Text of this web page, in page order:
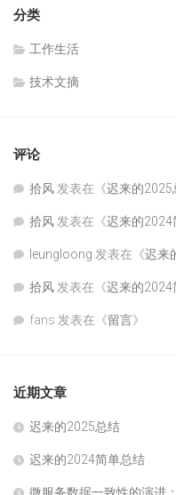
分类
工作生活
技术文摘
评论
拾风 发表在《迟来的2025
拾风 发表在《迟来的2024
leungloong 发表在《迟来
拾风 发表在《迟来的2024
fans 发表在《留言》
近期文章
迟来的2025总结
迟来的2024简单总结
微服务数据一致性的演进